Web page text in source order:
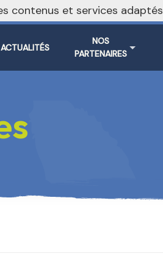
Vers le site national
ACTUALITÉS
NOS
PARTENAIRES
contenus et services adaptés